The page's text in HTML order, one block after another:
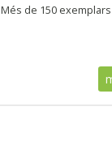
Més de 150